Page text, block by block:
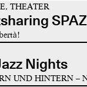
THEATER
Nights
UND HINTERN –